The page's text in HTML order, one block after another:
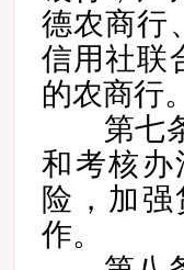
德农商行
信用社联
的农商行。
第七条
和考核
险，加
作。